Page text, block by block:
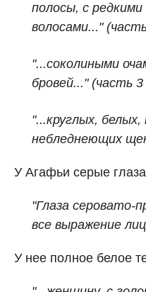
полосы, с
волосами..."
"...соколиными
бровей..." (часть 3
"...круглых,
небледнеющих
У Агафьи серые
"Глаза серовато-
все выражение
У нее полное белое